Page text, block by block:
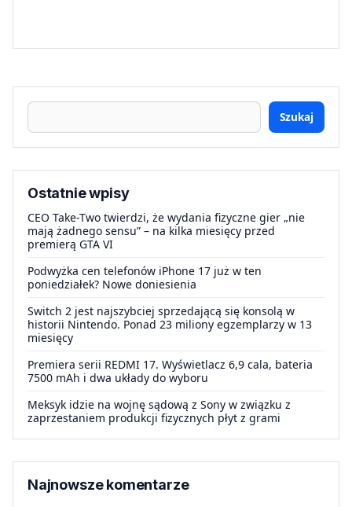
Szukaj
Ostatnie wpisy
CEO Take-Two twierdzi, że wydania fizyczne gier „nie
mają żadnego sensu” – na kilka miesięcy przed
premierą GTA VI
Podwyżka cen telefonów iPhone 17 już w ten
poniedziałek? Nowe doniesienia
Switch 2 jest najszybciej sprzedającą się konsolą w
historii Nintendo. Ponad 23 miliony egzemplarzy w 13
miesięcy
Premiera serii REDMI 17. Wyświetlacz 6,9 cala, bateria
7500 mAh i dwa układy do wyboru
Meksyk idzie na wojnę sądową z Sony w związku z
zaprzestaniem produkcji fizycznych płyt z grami
Najnowsze komentarze